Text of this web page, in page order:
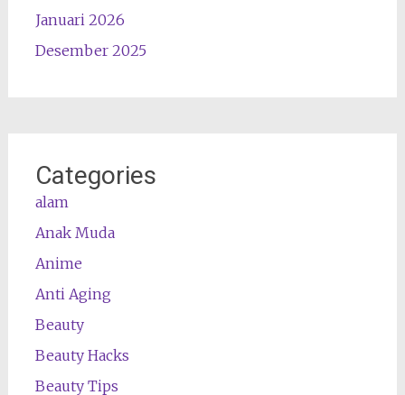
Januari 2026
Desember 2025
Categories
alam
Anak Muda
Anime
Anti Aging
Beauty
Beauty Hacks
Beauty Tips